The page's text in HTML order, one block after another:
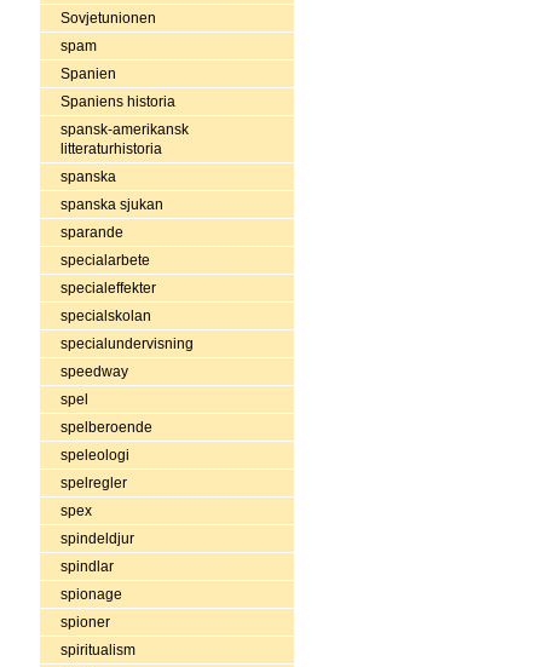
Sovjetunionen
spam
Spanien
Spaniens historia
spansk-amerikansk
litteraturhistoria
spanska
spanska sjukan
sparande
specialarbete
specialeffekter
specialskolan
specialundervisning
speedway
spel
spelberoende
speleologi
spelregler
spex
spindeldjur
spindlar
spionage
spioner
spiritualism